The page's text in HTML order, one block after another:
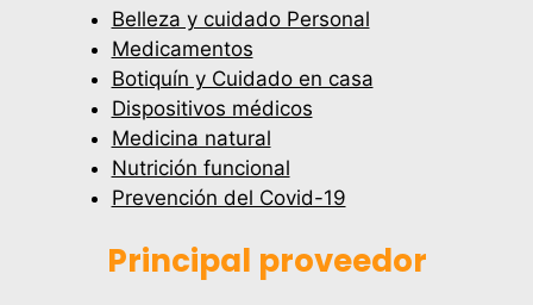
Belleza y cuidado Personal
Medicamentos
Botiquín y Cuidado en casa
Dispositivos médicos
Medicina natural
Nutrición funcional
Prevención del Covid-19
Principal proveedor